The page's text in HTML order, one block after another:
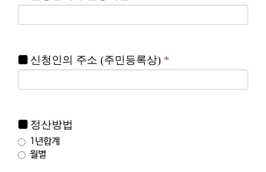
신청인의 주소 (주민등록상) *
정산방법
1년합계
월별